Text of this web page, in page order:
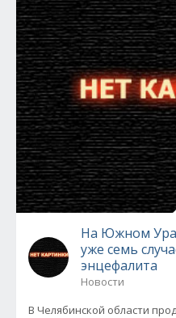
На Южном
уже семь
энцефалита
Новости
В Челябинской области